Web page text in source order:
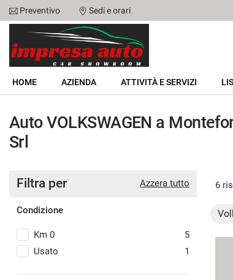
HOME
AZIENDA
ATTIVITÀ E SERVIZI
ACQUISTIAMO USATO
Preventivo Sedi e orari
HOME AZIENDA ATTIVITÀ E SERVIZI
Auto VOLKSWAGEN a
Srl
Azzera tutto
Filtra per
Condizione
Km 0
5
Usato
1
6
Le
preferenze
di
consenso
Il
pannello
ti
consente
le
preferenze
consenso
alle
tecnologie